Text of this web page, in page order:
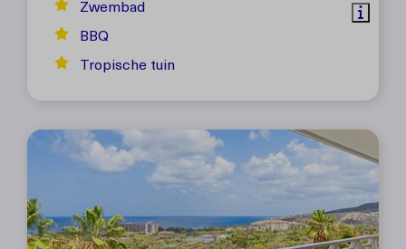
Zwembad
BBQ
Tropische tuin